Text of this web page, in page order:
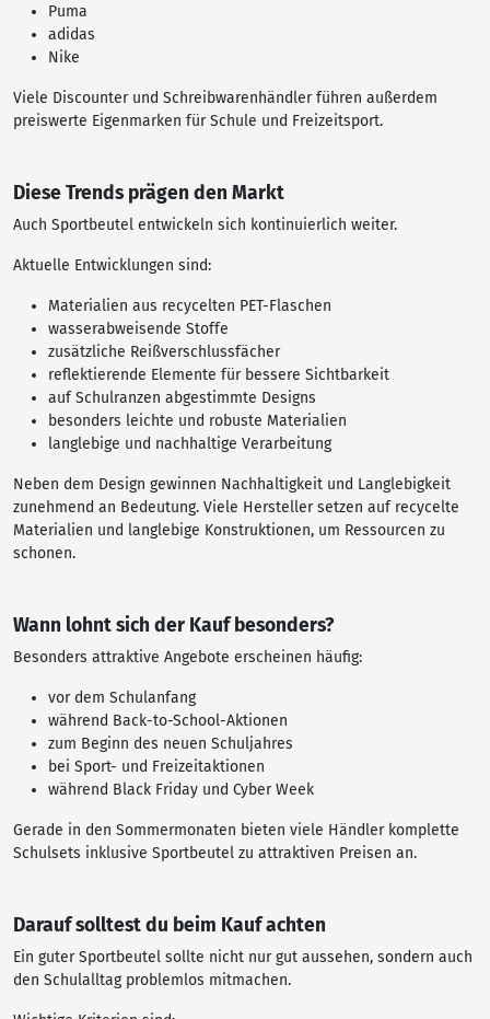
Puma
adidas
Nike
Viele Discounter und Schreibwarenhändler führen außerdem
preiswerte Eigenmarken für Schule und Freizeitsport.
Diese Trends prägen den Markt
Auch Sportbeutel entwickeln sich kontinuierlich weiter.
Aktuelle Entwicklungen sind:
Materialien aus recycelten PET-Flaschen
wasserabweisende Stoffe
zusätzliche Reißverschlussfächer
reflektierende Elemente für bessere Sichtbarkeit
auf Schulranzen abgestimmte Designs
besonders leichte und robuste Materialien
langlebige und nachhaltige Verarbeitung
Neben dem Design gewinnen Nachhaltigkeit und Langlebigkeit
zunehmend an Bedeutung. Viele Hersteller setzen auf recycelte
Materialien und langlebige Konstruktionen, um Ressourcen zu
schonen.
Wann lohnt sich der Kauf besonders?
Besonders attraktive Angebote erscheinen häufig:
vor dem Schulanfang
während Back-to-School-Aktionen
zum Beginn des neuen Schuljahres
bei Sport- und Freizeitaktionen
während Black Friday und Cyber Week
Gerade in den Sommermonaten bieten viele Händler komplette
Schulsets inklusive Sportbeutel zu attraktiven Preisen an.
Darauf solltest du beim Kauf achten
Ein guter Sportbeutel sollte nicht nur gut aussehen, sondern auch
den Schulalltag problemlos mitmachen.